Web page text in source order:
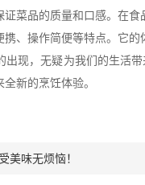
菜品的质量和口感。在
操作简便等特点。它的
，无疑为我们的生活带
新的烹饪体验。
美味无烦恼！